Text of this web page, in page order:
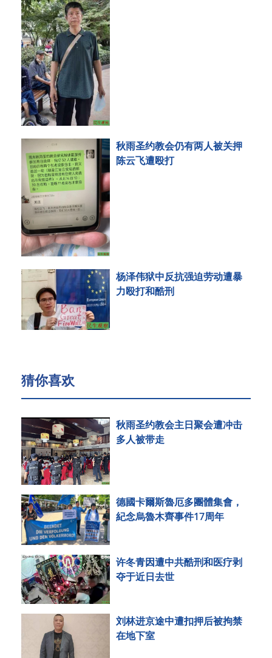
秋雨圣约教会仍有两人被关押
陈云飞遭殴打
杨泽伟狱中反抗强迫劳动遭暴
力殴打和酷刑
猜你喜欢
秋雨圣约教会主日聚会遭冲击
多人被带走
德國卡爾斯魯厄多團體集會，
紀念烏魯木齊事件17周年
许冬青因遭中共酷刑和医疗剥
夺于近日去世
刘林进京途中遭扣押后被拘禁
在地下室